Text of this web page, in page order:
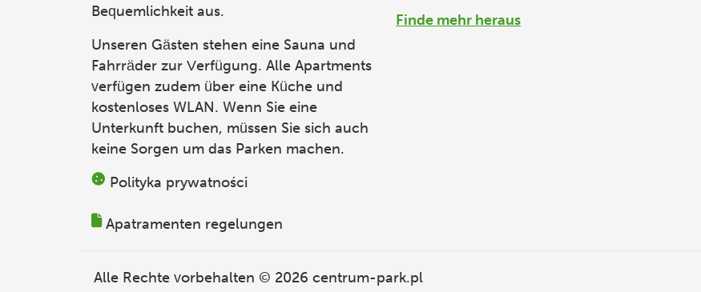
Bequemlichkeit aus.
Unseren Gästen stehen eine Sauna und
Fahrräder zur Verfügung. Alle Apartments
verfügen zudem über eine Küche und
kostenloses WLAN. Wenn Sie eine
Unterkunft buchen, müssen Sie sich auch
keine Sorgen um das Parken machen.
Polityka prywatności
Apatramenten regelungen
Finde mehr heraus
Alle Rechte vorbehalten © 2026 centrum-park.pl